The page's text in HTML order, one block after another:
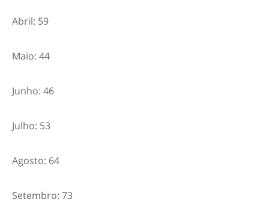
Abril: 59
Maio: 44
Junho: 46
Julho: 53
Agosto: 64
Setembro: 73